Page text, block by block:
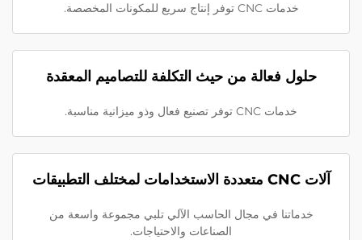
خدمات CNC توفر إنتاج سريع للمكونات المخصصة.
حلول فعالة من حيث التكلفة للتصاميم المعقدة
خدمات CNC توفر تصنيع فعال وذو ميزانية مناسبة.
آلات CNC متعددة الاستخدامات لمختلف التطبيقات
خدماتنا في مجال الحاسب الآلي تلبي مجموعة واسعة من
الصناعات والاحتياجات.